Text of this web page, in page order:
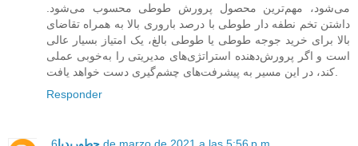
می‌شود، مهم‌ترین محصول پرورش طوطی محسوب می‌شود.
داشتن تخم نطفه دار طوطی با درصد باروری بالا به همراه تقاضای
بالا برای خرید جوجه طوطی یا طوطی بالغ، یک امتیاز بسیار عالی
است و اگر پرورش‌دهنده استراتژی‌های مدیریتی را به‌خوبی عملی
Responder